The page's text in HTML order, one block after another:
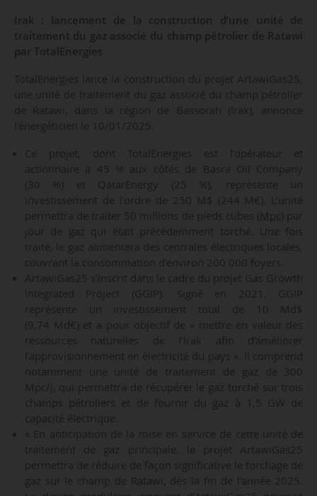
Irak : lancement de la construction d’une unité de
traitement du gaz associé du champ pétrolier de Ratawi
par TotalEnergies
TotalEnergies lance la construction du projet ArtawiGas25,
une unité de traitement du gaz associé du champ pétrolier
de Ratawi, dans la région de Bassorah (Irak), annonce
l’énergéticien le 10/01/2025.
Ce projet, dont TotalEnergies est l’opérateur et
actionnaire à 45 % aux côtés de Basra Oil Company
(30 %) et QatarEnergy (25 %), représente un
investissement de l’ordre de 250 M$ (244 M€). L’unité
permettra de traiter 50 millions de pieds cubes ( Mpc
) par
jour de gaz qui était précédemment torché. Une fois
traité, le gaz alimentera des centrales électriques locales,
couvrant la consommation d’environ 200 000 foyers.
ArtawiGas25 s’inscrit dans le cadre du projet Gas Growth
Integrated Project (GGIP). Signé en 2021, GGIP
représente un investissement total de 10 Md$
(9,74 Md€) et a pour objectif de « mettre en valeur des
ressources naturelles de l’Irak afin d’améliorer
l’approvisionnement en électricité du pays ». Il comprend
notamment une unité de traitement de gaz de 300
Mpc/j, qui permettra de récupérer le gaz torché sur trois
champs pétroliers et de fournir du gaz à 1,5 GW de
capacité électrique.
« En anticipation de la mise en service de cette unité de
traitement de gaz principale, le projet ArtawiGas25
permettra de réduire de façon significative le torchage de
gaz sur le champ de Ratawi, dès la fin de l’année 2025.